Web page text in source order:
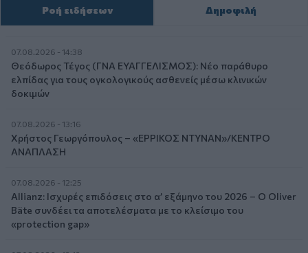
Ροή ειδήσεων Δημοφιλή
07.08.2026 - 14:38
Θεόδωρος Τέγος (ΓΝΑ ΕΥΑΓΓΕΛΙΣΜΟΣ): Νέο παράθυρο
ελπίδας για τους ογκολογικούς ασθενείς μέσω κλινικών
δοκιμών
07.08.2026 - 13:16
Χρήστος Γεωργόπουλος – «ΕΡΡΙΚΟΣ ΝΤΥΝΑΝ»/ΚΕΝΤΡΟ
ΑΝΑΠΛΑΣΗ
07.08.2026 - 12:25
Allianz: Ισχυρές επιδόσεις στο α’ εξάμηνο του 2026 – Ο Oliver
Bäte συνδέει τα αποτελέσματα με το κλείσιμο του
«protection gap»